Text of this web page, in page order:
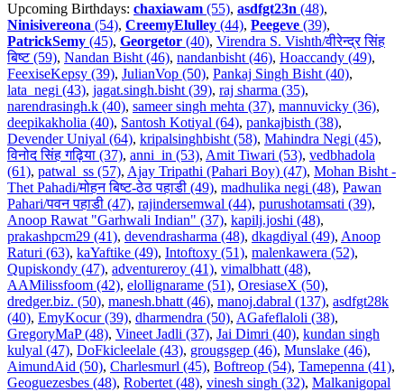
Upcoming Birthdays: chaxiawam (55), asdfgt23n (48),
Ninisivereona (54), CreemyElulley (44), Peegeve (39),
PatrickSemy (45), Georgetor (40), Virendra S. Vishth/वीरेन्द्र सिंह
बिष्ट (59), Nandan Bisht (46), nandanbisht (46), Hoaccandy (49),
FeexiseKepsy (39), JulianVop (50), Pankaj Singh Bisht (40),
lata_negi (43), jagat.singh.bisht (39), raj sharma (35),
narendrasingh.k (40), sameer singh mehta (37), mannuvicky (36),
deepikakholia (40), Santosh Kotiyal (64), pankajbisth (38),
Devender Uniyal (64), kripalsinghbisht (58), Mahindra Negi (45),
विनोद सिंह गढ़िया (37), anni_in (53), Amit Tiwari (53), vedbhadola
(61), patwal_ss (57), Ajay Tripathi (Pahari Boy) (47), Mohan Bisht -
Thet Pahadi/मोहन बिष्ट-ठेठ पहाडी (49), madhulika negi (48), Pawan
Pahari/पवन पहाडी (47), rajindersemwal (44), purushotamsati (39),
Anoop Rawat "Garhwali Indian" (37), kapilj.joshi (48),
prakashpcm29 (41), devendrasharma (48), dkagdiyal (49), Anoop
Raturi (63), kaYaftike (49), Intoftoxy (51), malenkawera (52),
Qupiskondy (47), adventureroy (41), vimalbhatt (48),
AAMilissfoom (42), elollignarame (51), OresiaseX (50),
dredger.biz. (50), manesh.bhatt (46), manoj.dabral (137), asdfgt28k
(40), EmyKocur (39), dharmendra (50), AGafeflaloli (38),
GregoryMaP (48), Vineet Jadli (37), Jai Dimri (40), kundan singh
kulyal (47), DoFkicleelale (43), grougsgep (46), Munslake (46),
AimundAid (50), Charlesmurl (45), Boftreop (54), Tamepenna (41),
Geoguezesbes (48), Robertet (48), vinesh singh (32), Malkanigopal